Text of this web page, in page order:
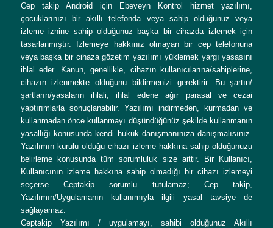
Cep takip Android için Ebeveyn Kontrol hizmet yazılımı,
çocuklarınızı bir akıllı telefonda veya sahip olduğunuz veya
izleme iznine sahip olduğunuz başka bir cihazda izlemek için
tasarlanmıştır. İzlemeye hakkınız olmayan bir cep telefonuna
veya başka bir cihaza gözetim yazılımı yüklemek yargı yasasını
ihlal eder. Kanun, genellikle, cihazın kullanıcılarına/sahiplerine,
cihazın izlenmekte olduğunu bildirmenizi gerektirir. Bu şartın/
şartların/yasaların ihlali, ihlal edene ağır parasal ve cezai
yaptırımlarla sonuçlanabilir. Yazılımı indirmeden, kurmadan ve
kullanmadan önce kullanmayı düşündüğünüz şekilde kullanmanın
yasallığı konusunda kendi hukuk danışmanınıza danışmalısınız.
Yazılımın kurulu olduğu cihazı izleme hakkına sahip olduğunuzu
belirleme konusunda tüm sorumluluk size aittir. Bir Kullanıcı,
Kullanıcının izleme hakkına sahip olmadığı bir cihazı izlemeyi
seçerse Ceptakip sorumlu tutulamaz; Cep takip,
Yazılımın/Uygulamanın kullanımıyla ilgili yasal tavsiye de
sağlayamaz.
Ceptakip Yazılımı / uygulamayı, sahibi olduğunuz Akıllı